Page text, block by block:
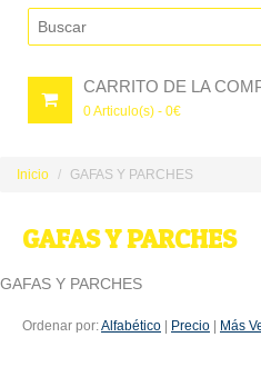
CARRITO DE LA
0Articulo(s) - 0€
Inicio GAFAS Y PARCHES
GAFAS Y PARCHES
GAFAS Y PARCHES
Ordenar por:Alfabético Precio Más